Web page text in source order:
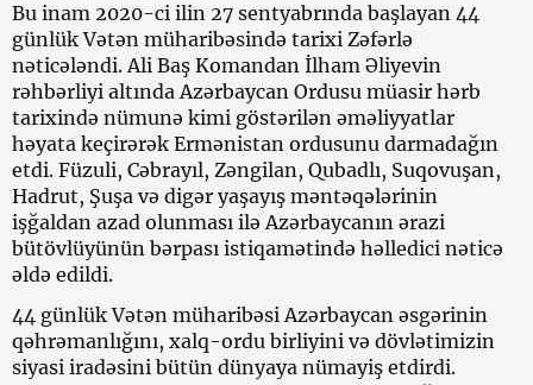
Bu inam 2020-ci ilin 27 sentyabrında başlayan 44
günlük Vətən müharibəsində tarixi Zəfərlə
nəticələndi. Ali Baş Komandan İlham Əliyevin
rəhbərliyi altında Azərbaycan Ordusu müasir hərb
tarixində nümunə kimi göstərilən əməliyyatlar
həyata keçirərək Ermənistan ordusunu darmadağın
etdi. Füzuli, Cəbrayıl, Zəngilan, Qubadlı, Suqovuşan,
Hadrut, Şuşa və digər yaşayış məntəqələrinin
işğaldan azad olunması ilə Azərbaycanın ərazi
bütövlüyünün bərpası istiqamətində həlledici nəticə
əldə edildi.
44 günlük Vətən müharibəsi Azərbaycan əsgərinin
qəhrəmanlığını, xalq-ordu birliyini və dövlətimizin
siyasi iradəsini bütün dünyaya nümayiş etdirdi.